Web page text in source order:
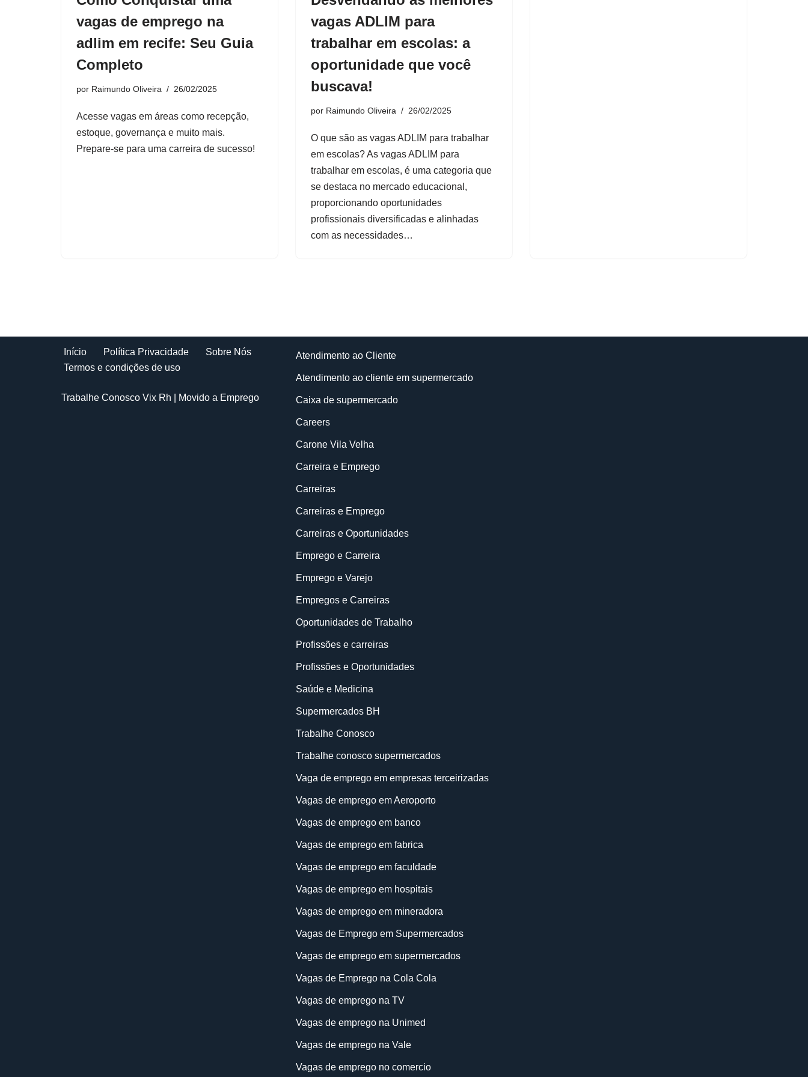
vagas de emprego na
adlim em recife: Seu Guia
Completo
por Raimundo Oliveira 26/02/2025
Acesse vagas em áreas como recepção,
estoque, governança e muito mais.
Prepare-se para uma carreira de sucesso!
vagas ADLIM para
trabalhar em escolas: a
oportunidade que você
buscava!
por Raimundo Oliveira 26/02/2025
O que são as vagas ADLIM para trabalhar
em escolas? As vagas ADLIM para
trabalhar em escolas, é uma categoria que
se destaca no mercado educacional,
proporcionando oportunidades
profissionais diversificadas e alinhadas
com as necessidades…
Início Política Privacidade
Sobre Nós
Termos e condições de uso
Trabalhe Conosco Vix Rh | Movido a Emprego
Atendimento ao Cliente
Atendimento ao cliente em supermercado
Caixa de supermercado
Careers
Carone Vila Velha
Carreira e Emprego
Carreiras
Carreiras e Emprego
Carreiras e Oportunidades
Emprego e Carreira
Emprego e Varejo
Empregos e Carreiras
Oportunidades de Trabalho
Profissões e carreiras
Profissões e Oportunidades
Saúde e Medicina
Supermercados BH
Trabalhe Conosco
Trabalhe conosco supermercados
Vaga de emprego em empresas terceirizadas
Vagas de emprego em Aeroporto
Vagas de emprego em banco
Vagas de emprego em fabrica
Vagas de emprego em faculdade
Vagas de emprego em hospitais
Vagas de emprego em mineradora
Vagas de Emprego em Supermercados
Vagas de emprego em supermercados
Vagas de Emprego na Cola Cola
Vagas de emprego na TV
Vagas de emprego na Unimed
Vagas de emprego na Vale
Vagas de emprego no comercio